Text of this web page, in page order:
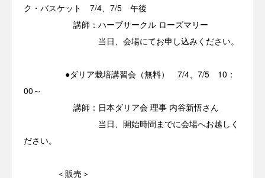
ク・バスケット 7/4、7/5 午後
講師：ハーブサークル ローズマリー
当日、会場にてお申し込みください。
●ダリア栽培講習会（無料） 7/4、7/5 10：
00～
講師：日本ダリア会 理事 内谷新悟さん
当日、開始時間までに会場へお越しく
ださい。
＜販売＞